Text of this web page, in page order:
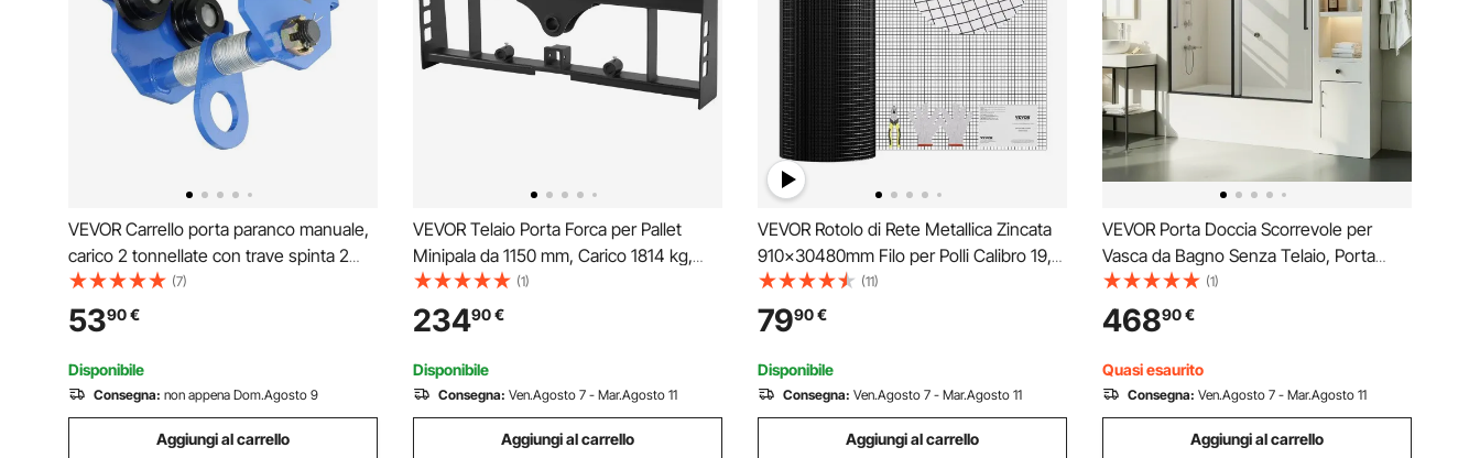
VEVOR Carrello porta paranco manuale,
carico 2 tonnellate con trave spinta 2
ruote, Larghezza regolabile trave a I
63,5-177,8 mm, Paranco da garage in
acciaio legato per trave a I dritta e curva
(7)
5390€
Disponibile
Consegna: non appena Dom.Agosto 9
Aggiungi al carrello
VEVOR Telaio Porta Forca per Pallet
Minipala da 1150 mm, Carico 1814 kg,
Ricevitore Attacco da 50,8 mm,
Manicotti per Lancia, Compatibile con
Trattori a Montaggio Rapido, Solo Telaio
Senza Forche
(1)
23490€
Disponibile
Consegna: Ven.Agosto 7 - Mar.Agosto 11
Aggiungi al carrello
VEVOR Rotolo di Rete Metallica Zincata
910x30480mm Filo per Polli Calibro 19,
Rete Metallica Rivestita in Vinile per
Recinzioni per Pollai, Recinzioni per
Serpenti per Conigli, Recinti per Pollame
(11)
7990€
Disponibile
Consegna: Ven.Agosto 7 - Mar.Agosto 11
Aggiungi al carrello
VEVOR Porta Doccia Scorrevole per
Vasca da Bagno Senza Telaio, Porta
Doccia a 2 Ante con Porta in Vetro
Temperato, Maniglia in Acciaio
Inossidabile, per Vasca da Bagno Nero
1524 x 1524 mm
(1)
46890€
Quasi esaurito
Consegna: Ven.Agosto 7 - Mar.Agosto 11
Aggiungi al carrello